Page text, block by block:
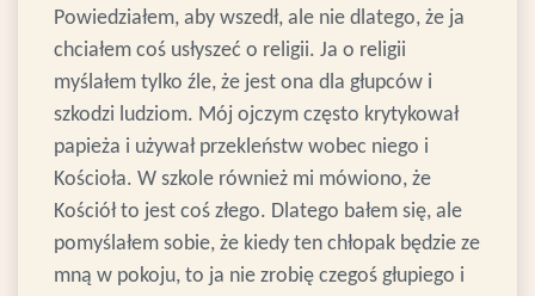
Powiedziałem, aby wszedł, ale nie dlatego, że ja
chciałem coś usłyszeć o religii. Ja o religii
myślałem tylko źle, że jest ona dla głupców i
szkodzi ludziom. Mój ojczym często krytykował
papieża i używał przekleństw wobec niego i
Kościoła. W szkole również mi mówiono, że
Kościół to jest coś złego. Dlatego bałem się, ale
pomyślałem sobie, że kiedy ten chłopak będzie ze
mną w pokoju, to ja nie zrobię czegoś głupiego i